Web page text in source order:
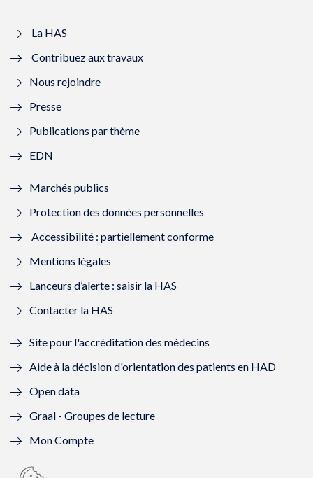
l
l
f
n
ê
t
r
e
)
e
e
n
ê
r
)
ê
t
e
ê
)
La HAS
Contribuez aux travaux
Nous rejoindre
Presse
Publications par thème
EDN
Marchés publics
Protection des données personnelles
Accessibilité : partiellement conforme
Mentions légales
Lanceurs d’alerte : saisir la HAS
Contacter la HAS
Site pour l'accréditation des médecins
Aide à la décision d'orientation des patients en HAD
Open data
Graal - Groupes de lecture
Mon Compte